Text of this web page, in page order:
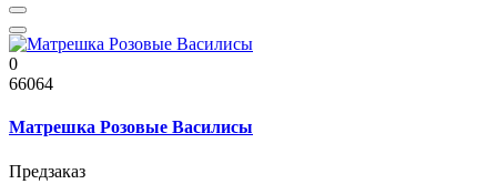
0
66064
Матрешка Розовые Василисы
Предзаказ